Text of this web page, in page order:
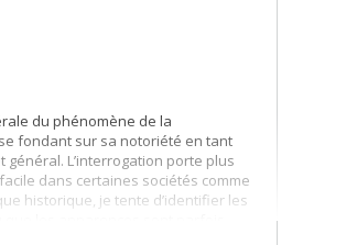
du phénomène de la
fondant sur sa notoriété en tant
L’interrogation porte plus
dans certaines sociétés comme
historique, je tente d’identifier les
le laisse croire les mass medias. À